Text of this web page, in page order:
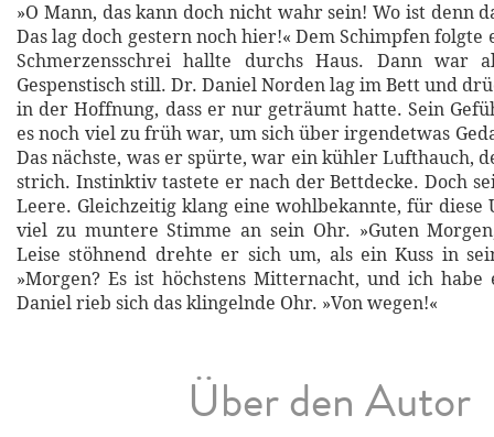
»O Mann, das kann doch nicht wahr sein! Wo ist denn
Das lag doch gestern noch hier!« Dem Schimpfen folgte
Schmerzensschrei hallte durchs Haus. Dann war
Gespenstisch still. Dr. Daniel Norden lag im Bett und
in der Hoffnung, dass er nur geträumt hatte. Sein
es noch viel zu früh war, um sich über irgendetwas
Das nächste, was er spürte, war ein kühler Lufthauch,
strich. Instinktiv tastete er nach der Bettdecke. Doch
Leere. Gleichzeitig klang eine wohlbekannte, für diese
viel zu muntere Stimme an sein Ohr. »Guten
Leise stöhnend drehte er sich um, als ein Kuss in
»Morgen? Es ist höchstens Mitternacht, und ich habe
Daniel rieb sich das klingelnde Ohr. »Von wegen!«
Über den Autor